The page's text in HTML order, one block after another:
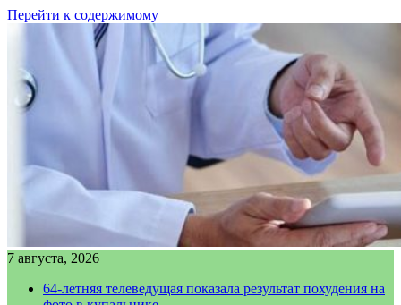
Перейти к содержимому
7 августа, 2026
64-летняя телеведущая показала результат похудения на